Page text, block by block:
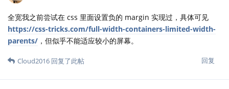
全宽我之前尝试在 css 里面设置负的 margin 实现过，具体可见
https://css-tricks.com/full-width-containers-limited-width-
parents/ ，但似乎不能适应较小的屏幕。
回复
Cloud2016 回复了此帖